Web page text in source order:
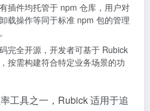
有插件均托管于 npm 仓库，用户对
载操作等同于标准 npm 包的管理
完全开源，开发者可基于 Rubick
按需构建符合特定业务场景的功
工具之一，Rubick 适用于追